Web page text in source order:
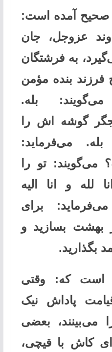
صحیح آمده است:
عزوجل، جان
به فرشتگان
بنده مؤمن
بله.
گوشه‌ اش را
بله. می‌فرماید:
می‌گویند: تو را
لله و انا الیه
برای
بهشت بسازید و
بگذارید.
است که: وقتی
پاداش نیک
می‌بینند، بعضی
کاش با قیچی،